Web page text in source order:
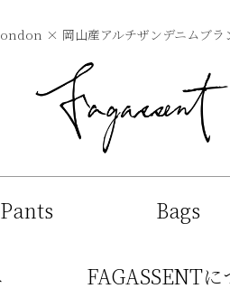
× 岡山産アルチザンデニムブラ
Bags
FAGASSENTに